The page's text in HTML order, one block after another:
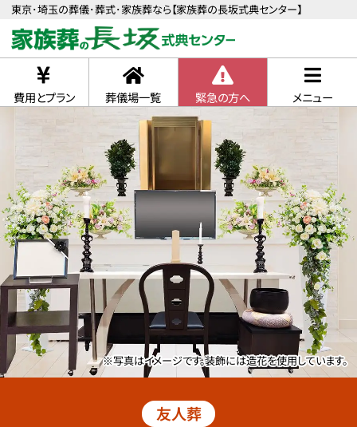
東京･埼玉の葬儀･葬式･家族葬なら【家族葬の長坂式典センター】
費用とプラン 葬儀場一覧 緊急の方へ メニュー
※写真はイメージです。装飾には造花を使用しています。
友人葬